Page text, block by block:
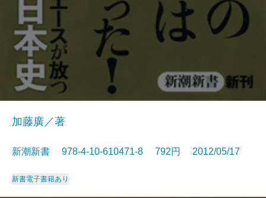
加藤廣／著
新潮新書 978-4-10-610471-8 792円 2012/05/17
新書電子書籍あり